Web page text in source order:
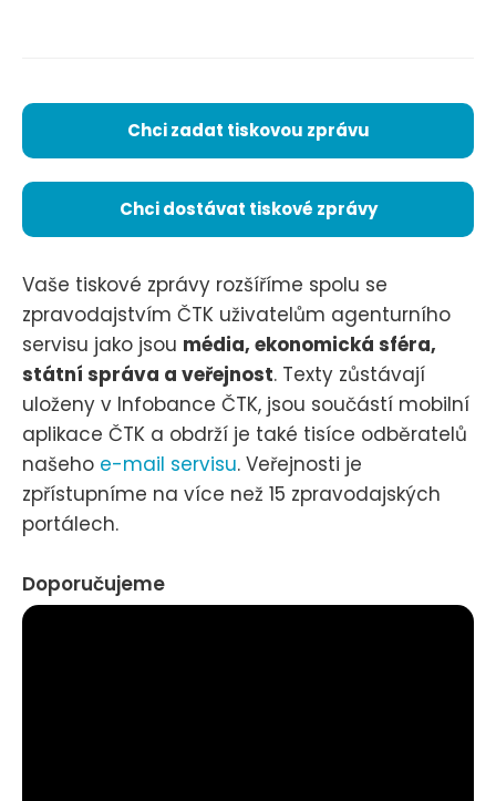
Chci zadat tiskovou zprávu
Chci dostávat tiskové zprávy
Vaše tiskové zprávy rozšíříme spolu se
zpravodajstvím ČTK uživatelům agenturního
servisu jako jsou média, ekonomická sféra,
státní správa a veřejnost. Texty zůstávají
uloženy v Infobance ČTK, jsou součástí mobilní
aplikace ČTK a obdrží je také tisíce odběratelů
našeho e-mail servisu. Veřejnosti je
zpřístupníme na více než 15 zpravodajských
portálech.
Doporučujeme